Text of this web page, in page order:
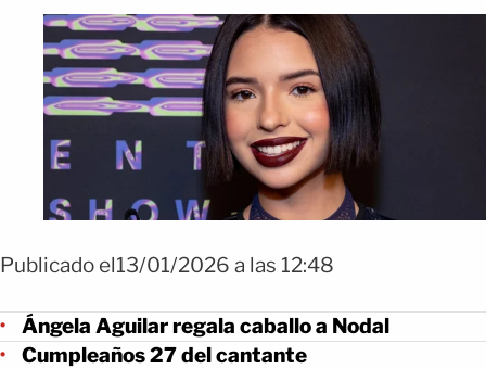
Publicado el13/01/2026 a las 12:48
Ángela Aguilar regala caballo a Nodal
Cumpleaños 27 del cantante